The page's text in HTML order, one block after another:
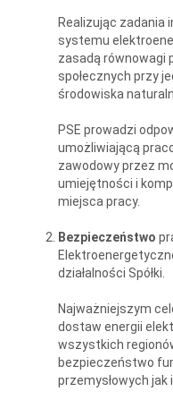
Realizując zadania
systemu
zasadą równowagi
społecznych przy
środowiska
PSE prowadzi
umożliwiającą
zawodowy przez
umiejętności i
miejsca pracy.
Bezpieczeństwo
działalności Spółki.
Najważniejszym
dostaw energii
wszystkich
bezpieczeństwo
przemysłowych